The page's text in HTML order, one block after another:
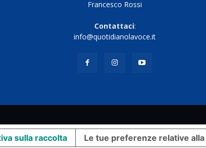
Francesco Rossi
Contattaci:
info@quotidianolavoce.it
sulla raccolta Le tue preferenze relative